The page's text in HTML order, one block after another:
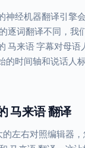
神经机器翻译引擎
逐词翻译不同，我
马来语 字幕对母语
的时间轴和说话人
马来语 翻译
左右对照编辑器